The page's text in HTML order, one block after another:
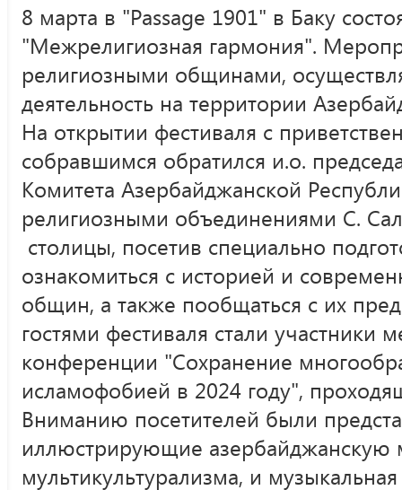
8 марта в "Passage 1901" в Баку
"Межрелигиозная гармония".
религиозными общинами,
деятельность на территории
На открытии фестиваля с
собравшимся обратился и.о.
Комитета Азербайджанской
религиозными объединениями С.
столицы, посетив специально
ознакомиться с историей и
общин, а также пообщаться с их
гостями фестиваля стали участники
конференции "Сохранение
исламофобией в 2024 году",
Вниманию посетителей были
иллюстрирующие азербайджанскую
мультикультурализма, и